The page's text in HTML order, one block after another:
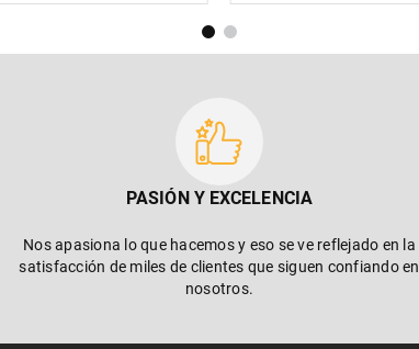
PASIÓN Y EXCELENCIA
Nos apasiona lo que hacemos y eso se ve reflejado en la
satisfacción de miles de clientes que siguen confiando en
nosotros.